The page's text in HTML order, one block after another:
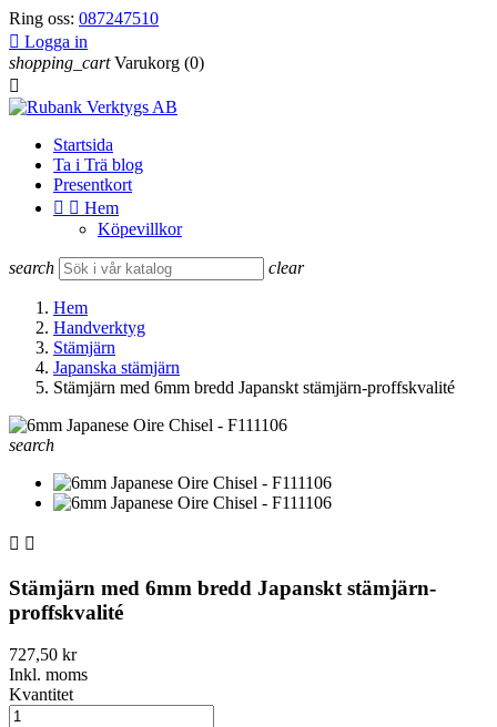
Ring oss: 087247510
 Logga in
shopping_cart Varukorg (0)

Startsida
Ta i Trä blog
Presentkort
  Hem
Köpevillkor
search clear
Hem
Handverktyg
Stämjärn
Japanska stämjärn
Stämjärn med 6mm bredd Japanskt stämjärn-proffskvalité
search
 
Stämjärn med 6mm bredd Japanskt stämjärn-
proffskvalité
727,50 kr
Inkl. moms
Kvantitet